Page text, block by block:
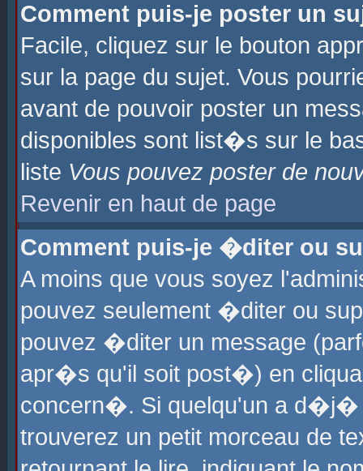
Comment puis-je poster un
Facile, cliquez sur le bouton
sur la page du sujet. Vous
avant de pouvoir poster un
disponibles sont list�s sur le
liste Vous pouvez poster de
Revenir en haut de page
Comment puis-je �diter ou
A moins que vous soyez
pouvez seulement �diter ou
pouvez �diter un message
apr�s qu'il soit post�) en
concern�. Si quelqu'un a
trouverez un petit morceau de